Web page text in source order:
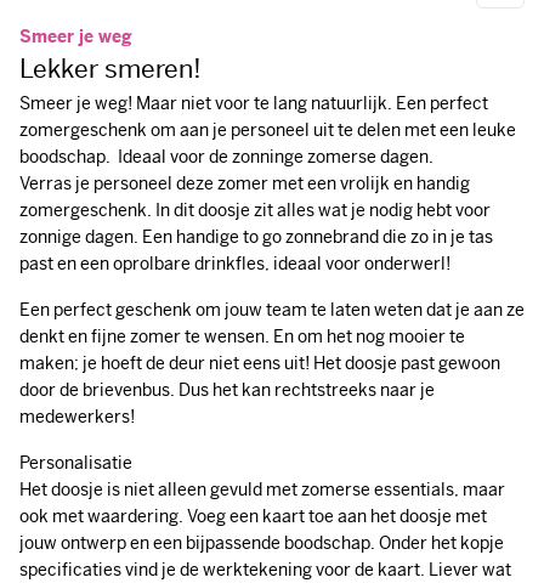
Smeer je weg
Lekker smeren!
Smeer je weg! Maar niet voor te lang natuurlijk. Een perfect
zomergeschenk om aan je personeel uit te delen met een leuke
boodschap. Ideaal voor de zonninge zomerse dagen.
Verras je personeel deze zomer met een vrolijk en handig
zomergeschenk. In dit doosje zit alles wat je nodig hebt voor
zonnige dagen. Een handige to go zonnebrand die zo in je tas
past en een oprolbare drinkfles, ideaal voor onderwerl!
Een perfect geschenk om jouw team te laten weten dat je aan ze
denkt en fijne zomer te wensen. En om het nog mooier te
maken; je hoeft de deur niet eens uit! Het doosje past gewoon
door de brievenbus. Dus het kan rechtstreeks naar je
medewerkers!
Personalisatie
Het doosje is niet alleen gevuld met zomerse essentials, maar
ook met waardering. Voeg een kaart toe aan het doosje met
jouw ontwerp en een bijpassende boodschap. Onder het kopje
specificaties vind je de werktekening voor de kaart. Liever wat